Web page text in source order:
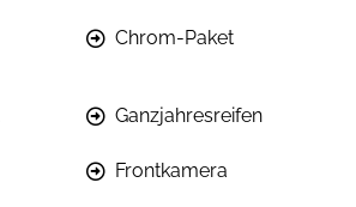
Chrom-Paket
Ganzjahresreifen
Frontkamera